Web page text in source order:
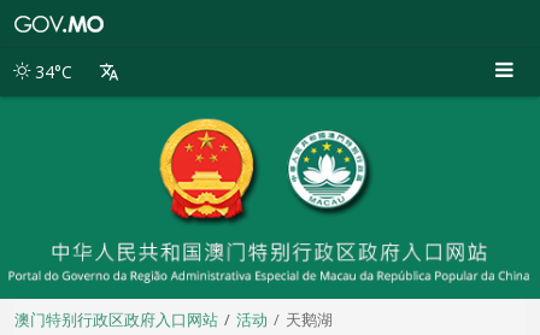
别
34°C
澳门特别行政区政府入口网站 活动 天鹅湖